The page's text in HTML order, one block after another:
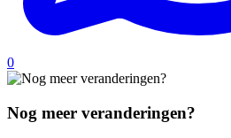
0
Nog meer veranderingen?